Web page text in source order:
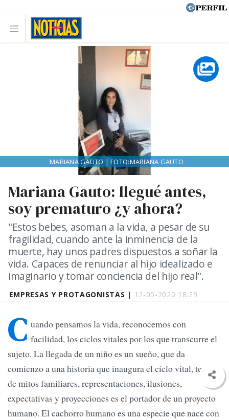
EMPRESAS Y PROTAGONISTAS | 12-05-2020 18:29
Mariana Gauto: llegué antes,
soy prematuro ¿y ahora?
"Estos bebes, asoman a la vida, a pesar de su
fragilidad, cuando ante la inminencia de la
muerte, hay unos padres dispuestos a soñar la
vida. Capaces de renunciar al hijo idealizado e
imaginario y tomar conciencia del hijo real".
MARIANA GAUTO | FOTO:MARIANA GAUTO
C uando pensamos la vida, reconocemos con
facilidad, los ciclos vitales por los que transcurre el
sujeto. La llegada de un niño es un sueño, que da
comienzo a una historia que inaugura el ciclo vital, teñido
de mitos familiares, representaciones, ilusiones,
expectativas y proyecciones es el portador de un proyecto
humano. El cachorro humano es una especie que nace con